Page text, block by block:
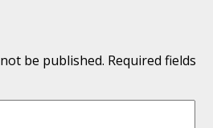
be published. Required fields